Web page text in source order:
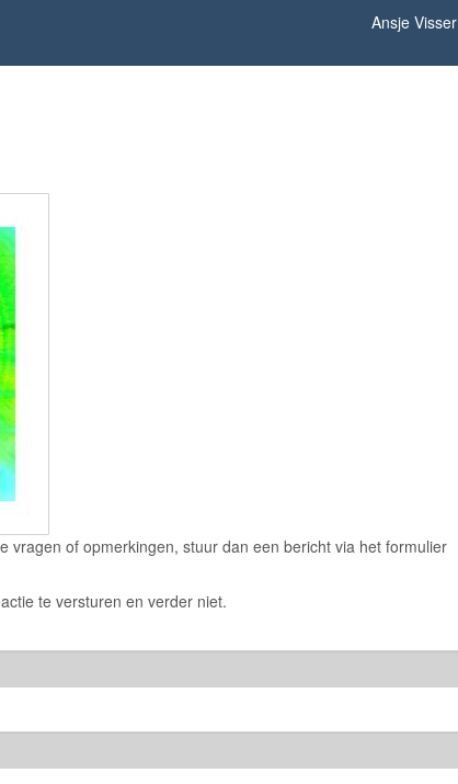
Ansje Visser
vragen of opmerkingen, stuur dan een bericht via het formulier
te versturen en verder niet.